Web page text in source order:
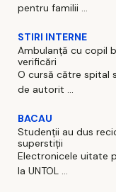
pentru familii ...
STIRI INTERNE
Ambulanță cu copil
verificări
O cursă către
de autorit ...
BACAU
Studenții au dus
superstiții
Electronicele uitate
la UNTOL ...